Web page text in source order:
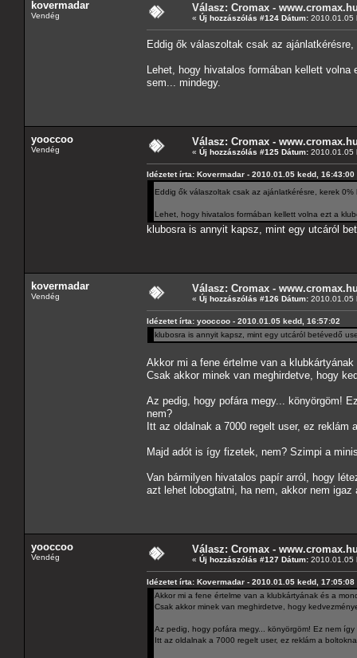
kovermadar
Vendég
Válasz: Cromax -
« Új hozzászólás #124 Dátum: 2010.01.05
Eddig ők válaszoltak csak az
Lehet, hogy hivatalos formában kellett
sem... mindegy.
yooccoo
Vendég
Válasz: Cromax -
« Új hozzászólás #125 Dátum: 2010.01.05
Idézetet írta: Kovermadar - 2010.01.05 kedd, 16:43:00
Eddig ők válaszoltak csak az ajánlatkérésre, kerek
Lehet, hogy hivatalos formában kellett volna ezt a
klubosra is annyit kapsz, mint egy utcáról
kovermadar
Vendég
Válasz: Cromax -
« Új hozzászólás #126 Dátum: 2010.01.05
Idézetet írta: yooccoo - 2010.01.05 kedd, 16:57:02
klubosra is annyit kapsz, mint egy utcáról betévedő
Akkor mi a fene értelme van a
Csak akkor minek van meghirdetve, hogy
Az pedig, hogy pofára megy... könyörgöm!
nem?
Itt az oldalnak a 7000 regelt user, ez
Majd adót is így fizetek, nem? Szimpi a
Van bármilyen hivatalos papír arról, hogy
azt lehet lobogtatni, ha nem, akkor nem
yooccoo
Vendég
Válasz: Cromax -
« Új hozzászólás #127 Dátum: 2010.01.05
Idézetet írta: Kovermadar - 2010.01.05 kedd, 17:05:08
Akkor mi a fene értelme van a klubkártyának és a
Csak akkor minek van meghirdetve, hogy
Az pedig, hogy pofára megy... könyörgöm! Ez nem
Itt az oldalnak a 7000 regelt user, ez reklám a